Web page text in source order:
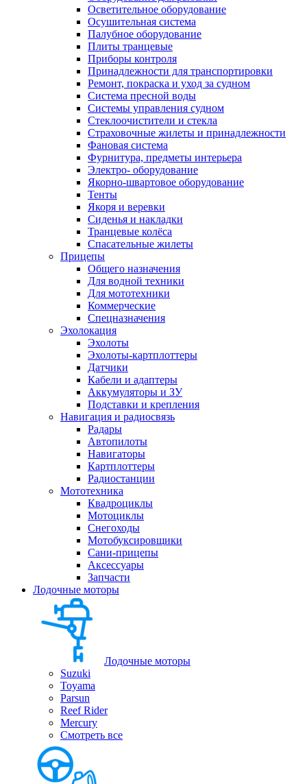
Осветительное оборудование
Осушительная система
Палубное оборудование
Плиты транцевые
Приборы контроля
Принадлежности для транспортировки
Ремонт, покраска и уход за судном
Система пресной воды
Системы управления судном
Стеклоочистители и стекла
Страховочные жилеты и принадлежности
Фановая система
Фурнитура, предметы интерьера
Электро- оборудование
Якорно-швартовое оборудование
Тенты
Якоря и веревки
Сиденья и накладки
Транцевые колёса
Спасательные жилеты
Прицепы
Общего назначения
Для водной техники
Для мототехники
Коммерческие
Спецназначения
Эхолокация
Эхолоты
Эхолоты-картплоттеры
Датчики
Кабели и адаптеры
Аккумуляторы и ЗУ
Подставки и крепления
Навигация и радиосвязь
Радары
Автопилоты
Навигаторы
Картплоттеры
Радиостанции
Мототехника
Квадроциклы
Мотоциклы
Снегоходы
Мотобуксировщики
Сани-прицепы
Аксессуары
Запчасти
Лодочные моторы
Лодочные моторы
Suzuki
Toyama
Parsun
Reef Rider
Mercury
Смотреть все